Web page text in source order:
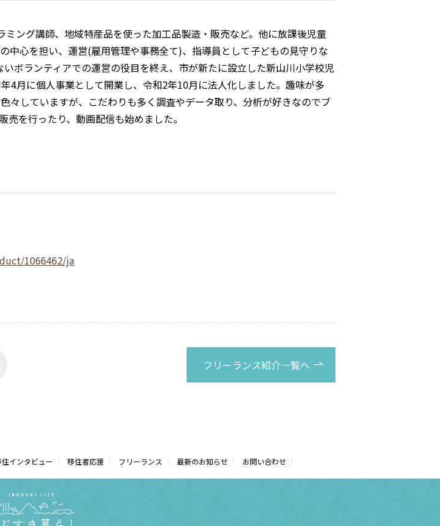
ング講師、地域特産品を使った加工品製造・販売など。他に放課後児童
中心を担い、運営(雇用管理や事務全て)、指導員として子どもの見守りな
ボランティアでの運営の役目を終え、市が新たに設立した新山川小学校児
4月に個人事業として開業し、令和2年10月に法人化しました。趣味が多
々していますが、こだわりも多く調査やデータ取り、分析が好きなのでブ
を行ったり、動画配信も始めました。
1066462/ja
フリーランス紹介一覧へ
住インタビュー 移住者応援 フリーランス 最新のお知らせ お問い合わせ